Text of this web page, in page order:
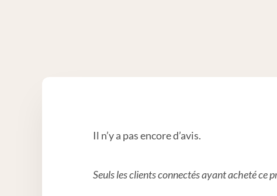
Il n’y a pas encore d’avis.
Seuls les clients connectés ayant acheté ce